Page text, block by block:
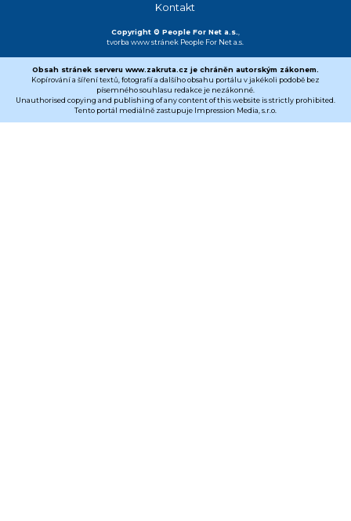
Copyright © People For Net a.s.
tvorba www stránek People For Net a.s.
Kontakt
Obsah stránek serveru www.zakruta.cz je chráněn autorským zákonem.
Kopírování a šíření textů, fotografií a dalšího obsahu portálu v jakékoli podobě bez
písemného souhlasu redakce je nezákonné.
Unauthorised copying and publishing of any content of this website is strictly prohibited.
Tento portál mediálně zastupuje Impression Media, s.r.o.